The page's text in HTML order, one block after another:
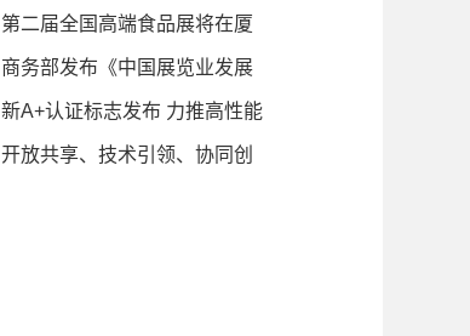
第二届全国高端食品展将在厦
商务部发布《中国展览业发展
新A+认证标志发布 力推高性能
开放共享、技术引领、协同创